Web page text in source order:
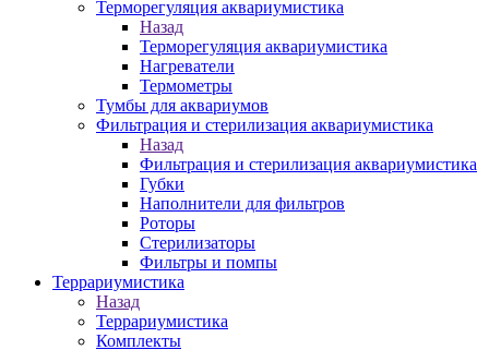
Терморегуляция аквариумистика
Назад
Терморегуляция аквариумистика
Нагреватели
Термометры
Тумбы для аквариумов
Фильтрация и стерилизация аквариумистика
Назад
Фильтрация и стерилизация аквариумистика
Губки
Наполнители для фильтров
Роторы
Стерилизаторы
Фильтры и помпы
Террариумистика
Назад
Террариумистика
Комплекты